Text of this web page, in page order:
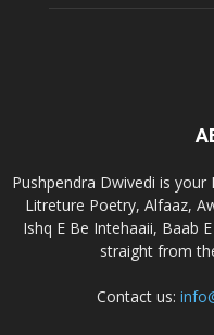
Pushpendra Dwivedi is
Litreture Poetry, Alfaaz,
Ishq E Be Intehaaii, Baab
straight from
Contact us: